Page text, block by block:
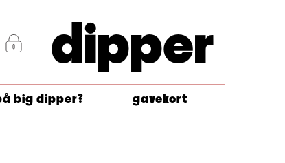
dipper
big dipper? gavekort